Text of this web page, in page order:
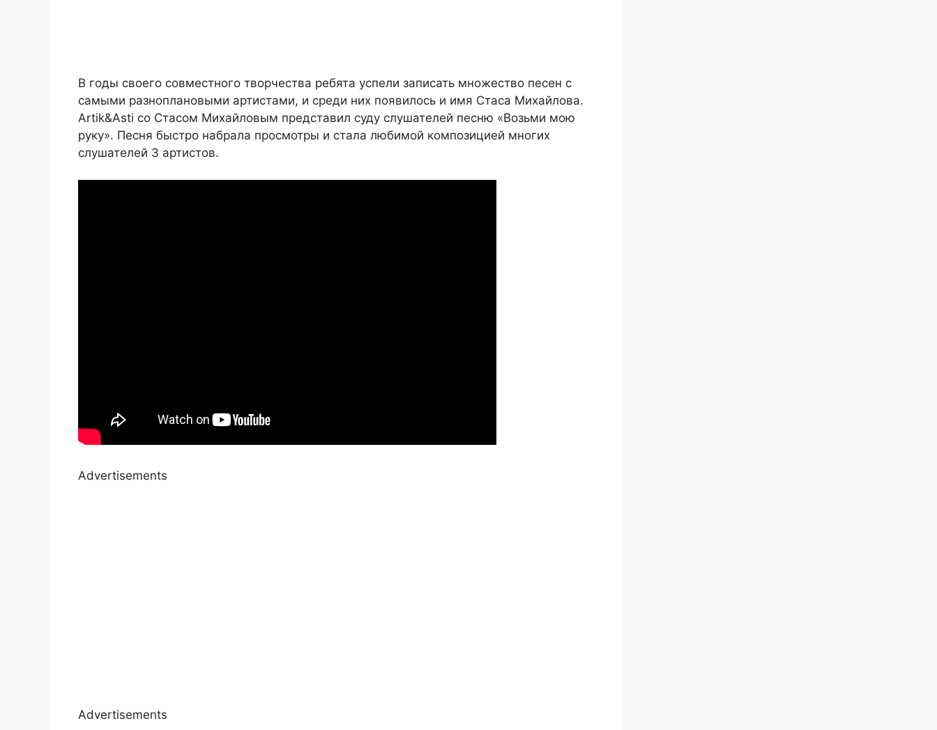
В годы своего совместного творчества ребята успели записать множество песен с
самыми разноплановыми артистами, и среди них появилось и имя Стаса Михайлова.
Artik&Asti со Стасом Михайловым представил суду слушателей песню «Возьми мою
руку». Песня быстро набрала просмотры и стала любимой композицией многих
слушателей 3 артистов.
Advertisements
Advertisements